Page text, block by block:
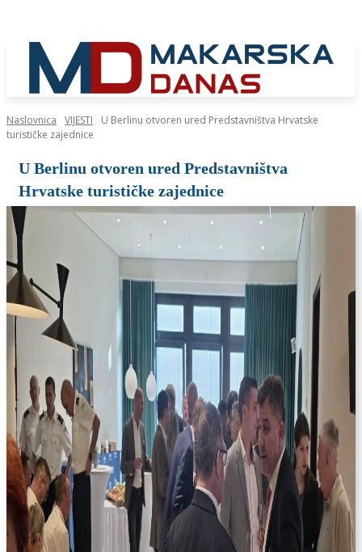
Naslovnica VIJESTI
U Berlinu otvoren ured Predstavništva Hrvatske
turističke zajednice
U Berlinu otvoren ured Predstavništva
Hrvatske turističke zajednice